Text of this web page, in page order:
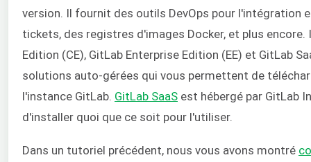
version. Il fournit des outils DevOps pour l'intégration
tickets, des registres d'images Docker, et plus
Edition (CE), GitLab Enterprise Edition (EE) et GitLab
solutions auto-gérées qui vous permettent de
l'instance GitLab. GitLab SaaS est hébergé par GitLab
d'installer quoi que ce soit pour l'utiliser.
Dans un tutoriel précédent, nous vous avons montré